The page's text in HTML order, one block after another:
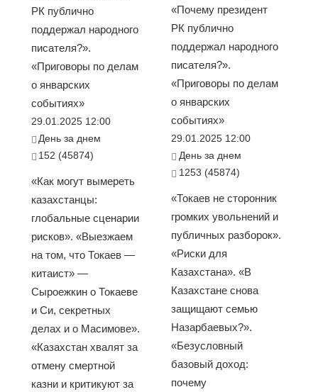
РК публично
поддержал народного
писателя?».
«Приговоры по делам
о январских
событиях»
29.01.2025 12:00
День за днем
152 (45874)
«Как могут вымереть
казахстанцы:
глобальные сценарии
рисков». «Выезжаем
на том, что Токаев —
китаист» —
Сыроежкин о Токаеве
и Си, секретных
делах и о Масимове».
«Казахстан хвалят за
отмену смертной
казни и критикуют за
«Почему президент
РК публично
поддержал народного
писателя?».
«Приговоры по делам
о январских
событиях»
29.01.2025 12:00
День за днем
1253 (45874)
«Токаев не сторонник
громких увольнений и
публичных разборок».
«Риски для
Казахстана». «В
Казахстане снова
защищают семью
Назарбаевых?».
«Безусловный
базовый доход:
почему